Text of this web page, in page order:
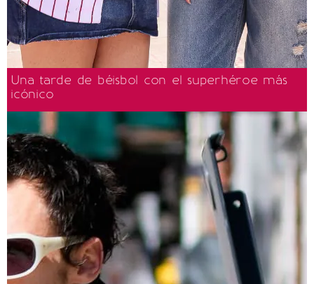
Una tarde de béisbol con el superhéroe más
icónico